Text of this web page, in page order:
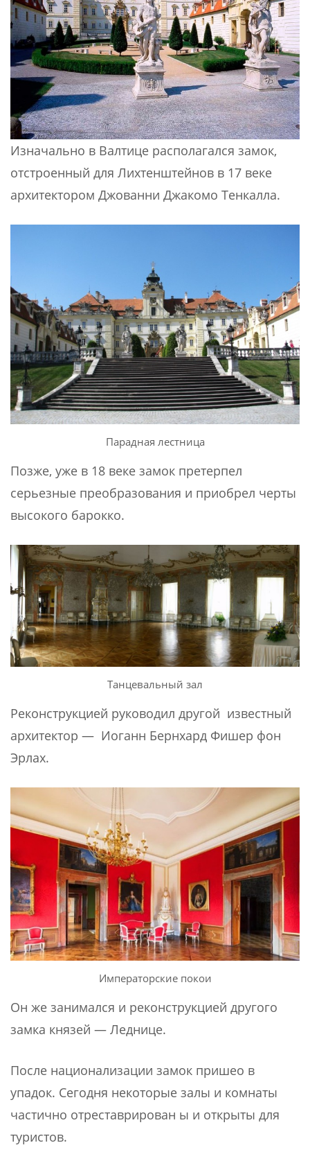
Изначально в Валтице располагался замок,
отстроенный для Лихтенштейнов в 17 веке
архитектором Джованни Джакомо Тенкалла.
Парадная лестница
Позже, уже в 18 веке замок претерпел
серьезные преобразования и приобрел черты
высокого барокко.
Танцевальный зал
Реконструкцией руководил другой известный
архитектор — Иоганн Бернхард Фишер фон
Эрлах.
Императорские покои
Он же занимался и реконструкцией другого
замка князей — Леднице.
После национализации замок пришео в
упадок. Сегодня некоторые залы и комнаты
частично отреставрирован ы и открыты для
туристов.